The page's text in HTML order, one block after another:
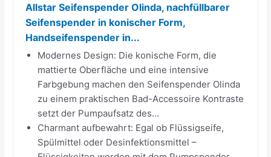
Allstar Seifenspender Olinda, nachfüllbarer
Seifenspender in konischer Form,
Handseifenspender in...
Modernes Design: Die konische Form, die
mattierte Oberfläche und eine intensive
Farbgebung machen den Seifenspender Olinda
zu einem praktischen Bad-Accessoire Kontraste
setzt der Pumpaufsatz des...
Charmant aufbewahrt: Egal ob Flüssigseife,
Spülmittel oder Desinfektionsmittel –